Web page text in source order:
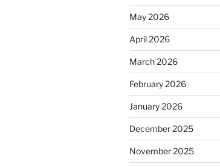
May 2026
April 2026
March 2026
February 2026
January 2026
December 2025
November 2025